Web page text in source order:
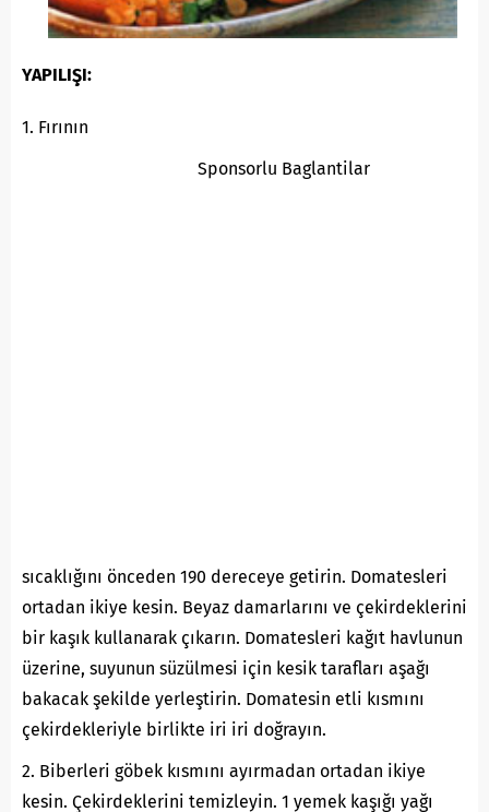
YAPILIŞI:
Sponsorlu Baglantilar
1. Fırının
sıcaklığını önceden 190 dereceye getirin. Domatesleri
ortadan ikiye kesin. Beyaz damarlarını ve çekirdeklerini
bir kaşık kullanarak çıkarın. Domatesleri kağıt havlunun
üzerine, suyunun süzülmesi için kesik tarafları aşağı
bakacak şekilde yerleştirin. Domatesin etli kısmını
çekirdekleriyle birlikte iri iri doğrayın.
2. Biberleri göbek kısmını ayırmadan ortadan ikiye
kesin. Çekirdeklerini temizleyin. 1 yemek kaşığı yağı